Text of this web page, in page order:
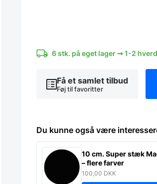
6 stk. på eget lager ➞ 1-2
Få et samlet tilbud
Føj til favoritter
Du kunne også være
10 cm. Super stæk
– flere farver
100,00 DKK